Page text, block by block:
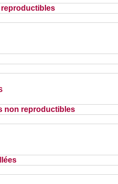
non reproductibles